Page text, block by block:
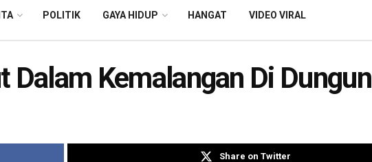
POLITIK GAYA HIDUP HANGAT VIDEO VIRAL
Dalam Kemalangan Di Dungun
Share on Twitter